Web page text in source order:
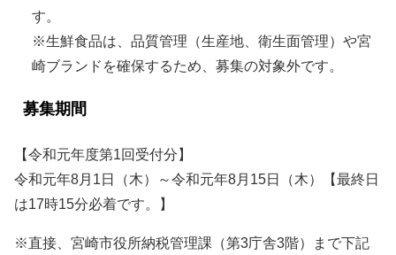
す。
※生鮮食品は、品質管理（生産地、衛生面管理）や宮
崎ブランドを確保するため、募集の対象外です。
募集期間
【令和元年度第1回受付分】
令和元年8月1日（木）～令和元年8月15日（木）【最終日
は17時15分必着です。】
※直接、宮崎市役所納税管理課（第3庁舎3階）まで下記